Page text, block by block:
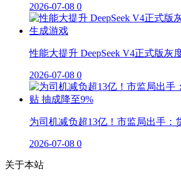
2026-07-08 0
性能大提升 DeepSeek V4正式版灰
2026-07-08 0
为司机减负超13亿！市监局出手：
2026-07-08 0
关于本站